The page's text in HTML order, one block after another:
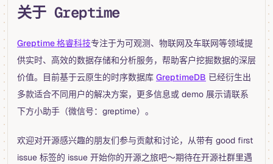
关于 Greptime
Greptime 格睿科技专注于为可观测、物联网及车联网等领域提
供实时、高效的数据存储和分析服务，帮助客户挖掘数据的深层
价值。目前基于云原生的时序数据库 GreptimeDB 已经衍生出
多款适合不同用户的解决方案，更多信息或 demo 展示请联系
下方小助手（微信号：greptime）。
欢迎对开源感兴趣的朋友们参与贡献和讨论，从带有 good first
issue 标签的 issue 开始你的开源之旅吧～期待在开源社群里遇